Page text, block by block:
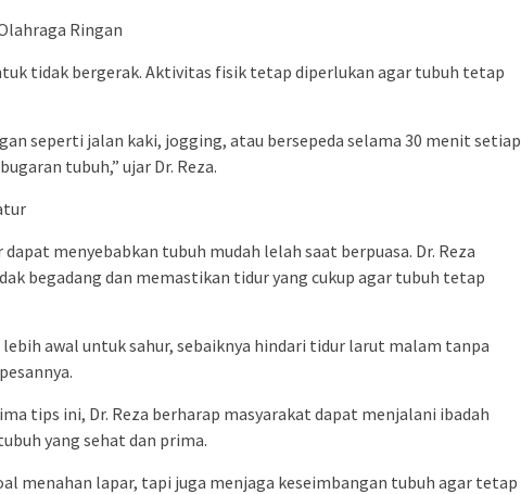
Ringan
tidak bergerak. Aktivitas fisik tetap diperlukan agar tubuh tetap
seperti jalan kaki, jogging, atau bersepeda selama 30 menit setiap
tubuh,” ujar Dr. Reza.
menyebabkan tubuh mudah lelah saat berpuasa. Dr. Reza
begadang dan memastikan tidur yang cukup agar tubuh tetap
lebih awal untuk sahur, sebaiknya hindari tidur larut malam tanpa
tips ini, Dr. Reza berharap masyarakat dapat menjalani ibadah
yang sehat dan prima.
menahan lapar, tapi juga menjaga keseimbangan tubuh agar tetap